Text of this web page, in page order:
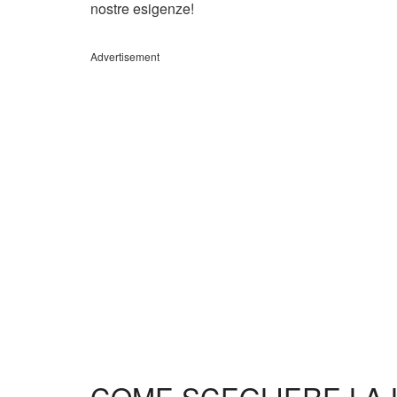
nostre esigenze!
Advertisement